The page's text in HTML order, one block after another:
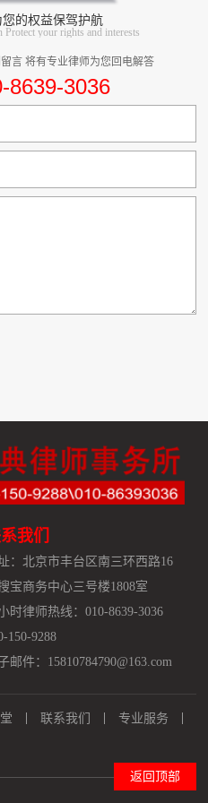
的权益保驾护航
your rights and interests
言 将有专业律师为您回电解答
8639-3036
我们
： 北京市丰台区南三环西路16
宝商务中心三号楼1808室
时律师热线：010-8639-3036
150-9288
邮件：15810784790@163.com
联系我们
专业服务
返回顶部